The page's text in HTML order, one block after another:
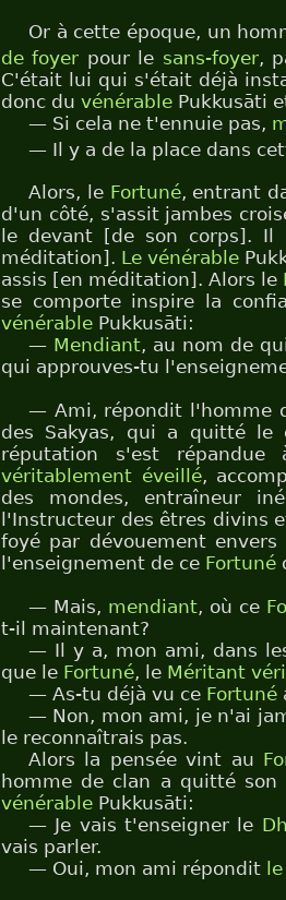
Or à cette époque, un
de foyer pour le sans-foyer,
C'était lui qui s'était déjà
donc du vénérable Pukkusāti
— Si cela ne t'ennuie pas,
— Il y a de la place dans
Alors, le Fortuné, entrant
d'un côté, s'assit jambes
le devant [de son corps].
méditation]. Le vénérable
assis [en méditation]. Alors le
se comporte inspire la
vénérable Pukkusāti:
— Mendiant, au nom de
qui approuves-tu
— Ami, répondit l'homme
des Sakyas, qui a quitté le
réputation s'est
véritablement éveillé,
des mondes, entraîneur
l'Instructeur des êtres divins
foyé par dévouement envers
l'enseignement de ce Fortuné
— Mais, mendiant, où ce
t-il maintenant?
— Il y a, mon ami, dans
que le Fortuné, le Méritant
— As-tu déjà vu ce Fortuné
— Non, mon ami, je n'ai
le reconnaîtrais pas.
Alors la pensée vint au
homme de clan a quitté
vénérable Pukkusāti:
— Je vais t'enseigner le
vais parler.
— Oui, mon ami répondit